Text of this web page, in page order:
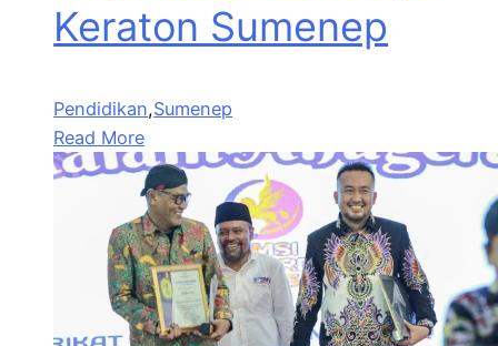
Keraton Sumenep
Pendidikan,Sumenep
Read More